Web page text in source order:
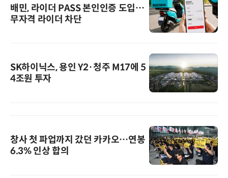
배민, 라이더 PASS 본인인증 도입…
무자격 라이더 차단
SK하이닉스, 용인 Y2·청주 M17에 5
4조원 투자
창사 첫 파업까지 갔던 카카오…연봉
6.3% 인상 합의